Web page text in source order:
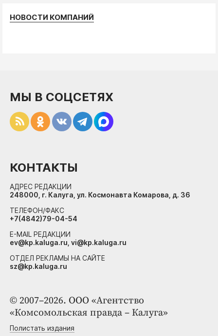
НОВОСТИ КОМПАНИЙ
© 2007–2026. ООО «Агентство
«Комсомольская правда – Калуга»
Полистать издания
МЫ В СОЦСЕТЯХ
КОНТАКТЫ
АДРЕС РЕДАКЦИИ
248000, г. Калуга, ул. Космонавта Комарова, д. 36
ТЕЛЕФОН/ФАКС
+7(4842)79-04-54
E-MAIL РЕДАКЦИИ
ev@kp.kaluga.ru, vi@kp.kaluga.ru
ОТДЕЛ РЕКЛАМЫ НА САЙТЕ
sz@kp.kaluga.ru